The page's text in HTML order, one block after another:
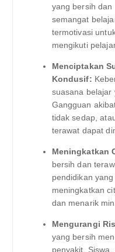
yang bersih dan
semangat
termotivasi
mengikuti
Menciptakan
Kondusif:
suasana belajar
Gangguan
tidak sedap,
terawat dapat
Meningkatkan
bersih dan
pendidikan
meningkatkan
dan menarik
Mengurangi
yang bersih
penyakit.